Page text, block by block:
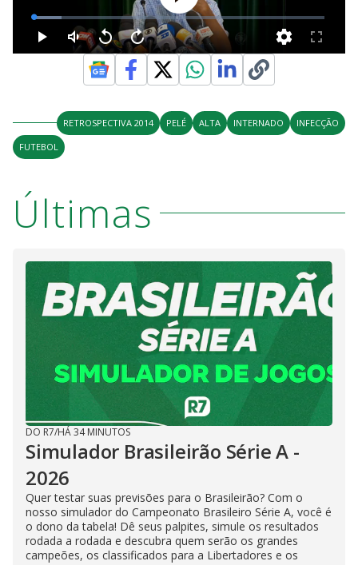
RETROSPECTIVA 2014 PELÉ ALTA INTERNADO
INFECÇÃO
FUTEBOL
Últimas
DO R7/HÁ 34 MINUTOS
Simulador Brasileirão Série A -
2026
Quer testar suas previsões para o Brasileirão? Com o
nosso simulador do Campeonato Brasileiro Série A, você é
o dono da tabela! Dê seus palpites, simule os resultados
rodada a rodada e descubra quem serão os grandes
campeões, os classificados para a Libertadores e os